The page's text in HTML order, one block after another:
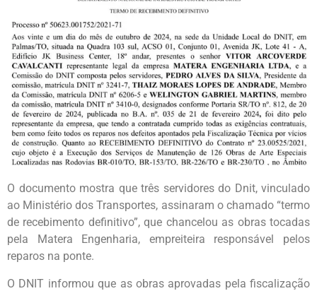
O documento mostra que três servidores do Dnit, vinculado
ao Ministério dos Transportes, assinaram o chamado “termo
de recebimento definitivo”, que chancelou as obras tocadas
pela Matera Engenharia, empreiteira responsável pelos
reparos na ponte.
O DNIT informou que as obras aprovadas pela fiscalização